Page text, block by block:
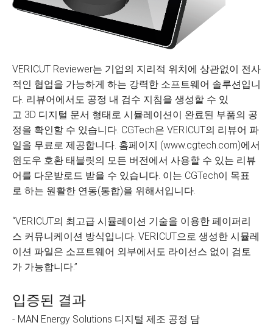
VERICUT Reviewer는 기업의 지리적 위치에 상관없이 전사
적인 협업을 가능하게 하는 강력한 소프트웨어 솔루션입니
다. 리뷰어에서도 공정 내 검수 지침을 생성할 수 있
고 3D 디지털 문서 형태로 시뮬레이션이 완료된 부품의 공
정을 확인할 수 있습니다. CGTech은 VERICUT의 리뷰어 파
일을 무료로 제공합니다. 홈페이지 (www.cgtech.com)에서
윈도우 호환 태블릿의 모든 버전에서 사용할 수 있는 리뷰
어를 다운받로드 받을 수 있습니다. 이는 CGTech이 목표
로 하는 원활한 연동(통합)을 위해서입니다.
“VERICUT의 최고급 시뮬레이션 기술을 이용한 페이퍼리
스 커뮤니케이션 방식입니다. VERICUT으로 생성한 시뮬레
이션 파일은 소프트웨어 외부에서도 라이선스 없이 검토
가 가능합니다.”
입증된 결과
- MAN Energy Solutions 디지털 제조 공정 담